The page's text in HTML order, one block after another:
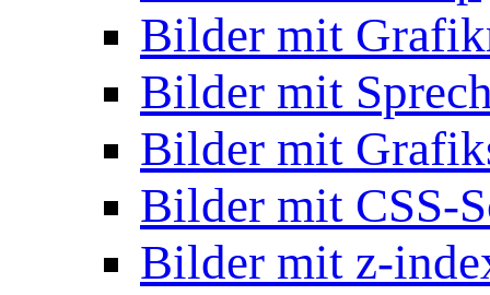
Bilder mit
Bilder mit
Bilder mit
Bilder mit CSS-
Bilder mit z-